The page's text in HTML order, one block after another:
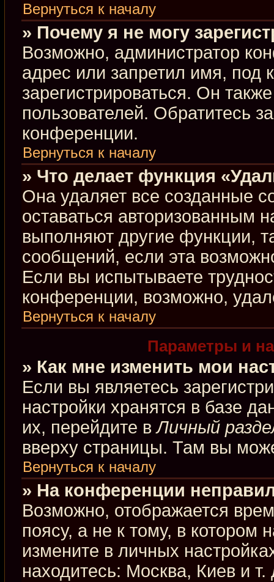
Вернуться к началу
» Почему я не могу
Возможно, администратор
адрес или запретил имя, под
зарегистрироваться. Он
пользователей. Обратитесь
конференции.
Вернуться к началу
» Что делает функция
Она удаляет все созданные
оставаться авторизованным
выполняют другие функции,
сообщений, если эта
Если вы испытываете
конференции, возможно,
Вернуться к началу
Параметры и
» Как мне изменить мои
Если вы являетесь
настройки хранятся в базе
их, перейдите вЛичный
вверху страницы. Там вы
Вернуться к началу
» На конференции
Возможно, отображается
поясу, а не к тому, в котором
измените в личных
находитесь: Москва, Киев и